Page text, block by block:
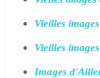
Vieilles
Vieilles
Images